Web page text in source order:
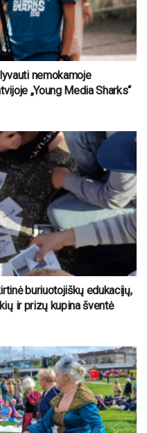
nemokamoje
„Young Media Sharks“
buriuotojiškų edukacijų,
ir prizų kupina šventė